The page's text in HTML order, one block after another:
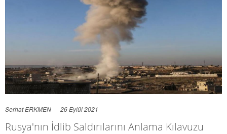
Serhat ERKMEN 26 Eylül 2021
Rusya'nın İdlib Saldırılarını Anlama Kılavuzu